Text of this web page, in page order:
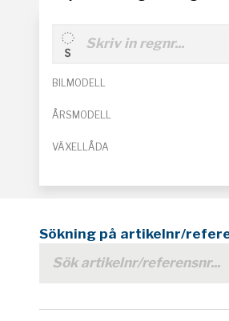
BILMODELL
ÅRSMODELL
VÄXELLÅDA
Sökning på artikelnr/